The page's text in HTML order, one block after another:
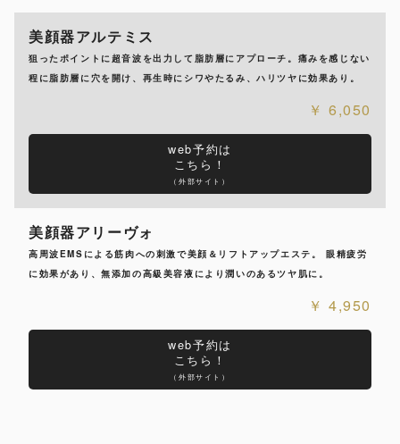
美顔器アルテミス
狙ったポイントに超音波を出力して脂肪層にアプローチ。痛みを感じない
程に脂肪層に穴を開け、再生時にシワやたるみ、ハリツヤに効果あり。
6,050
web予約は
こちら！
（外部サイト）
美顔器アリーヴォ
高周波EMSによる筋肉への刺激で美顔＆リフトアップエステ。 眼精疲労
に効果があり、無添加の高級美容液により潤いのあるツヤ肌に。
4,950
web予約は
こちら！
（外部サイト）